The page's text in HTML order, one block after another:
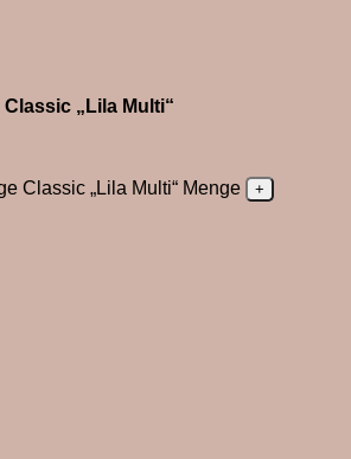
„Lila Multi“
Classic „Lila Multi“ Menge